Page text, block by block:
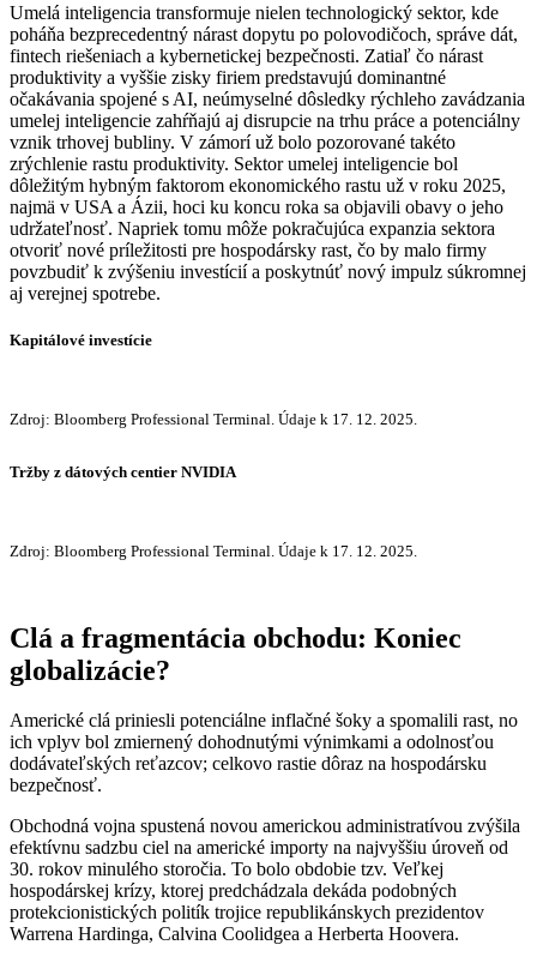
Umelá inteligencia transformuje nielen technologický sektor, kde
poháňa bezprecedentný nárast dopytu po polovodičoch, správe dát,
fintech riešeniach a kybernetickej bezpečnosti. Zatiaľ čo nárast
produktivity a vyššie zisky firiem predstavujú dominantné
očakávania spojené s AI, neúmyselné dôsledky rýchleho zavádzania
umelej inteligencie zahŕňajú aj disrupcie na trhu práce a potenciálny
vznik trhovej bubliny. V zámorí už bolo pozorované takéto
zrýchlenie rastu produktivity. Sektor umelej inteligencie bol
dôležitým hybným faktorom ekonomického rastu už v roku 2025,
najmä v USA a Ázii, hoci ku koncu roka sa objavili obavy o jeho
udržateľnosť. Napriek tomu môže pokračujúca expanzia sektora
otvoriť nové príležitosti pre hospodársky rast, čo by malo firmy
povzbudiť k zvýšeniu investícií a poskytnúť nový impulz súkromnej
aj verejnej spotrebe.
Kapitálové investície
Zdroj: Bloomberg Professional Terminal. Údaje k 17. 12. 2025.
Tržby z dátových centier NVIDIA
Zdroj: Bloomberg Professional Terminal. Údaje k 17. 12. 2025.
Clá a fragmentácia obchodu: Koniec
globalizácie?
Americké clá priniesli potenciálne inflačné šoky a spomalili rast, no
ich vplyv bol zmiernený dohodnutými výnimkami a odolnosťou
dodávateľských reťazcov; celkovo rastie dôraz na hospodársku
bezpečnosť.
Obchodná vojna spustená novou americkou administratívou zvýšila
efektívnu sadzbu ciel na americké importy na najvyššiu úroveň od
30. rokov minulého storočia. To bolo obdobie tzv. Veľkej
hospodárskej krízy, ktorej predchádzala dekáda podobných
protekcionistických politík trojice republikánskych prezidentov
Warrena Hardinga, Calvina Coolidgea a Herberta Hoovera.